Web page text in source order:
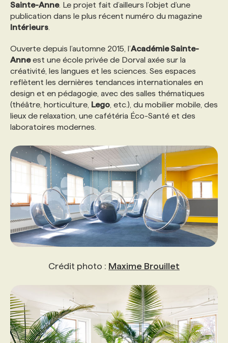
ANNONCEZ AVEC NOUS
Sainte-Anne. Le projet fait d’ailleurs l’objet d’une
publication dans le plus récent numéro du magazine
Intérieurs
Ouverte depuis l’automne 2015, l’Académie Sainte-
Anneest une école privée de Dorval axée sur la
créativité, les langues et les sciences. Ses espaces
reflètent les dernières tendances internationales en
design et en pédagogie, avec des salles thématiques
(théâtre, horticulture, Lego , etc.), du mobilier mobile, des
lieux de relaxation, une cafétéria Éco-Santé et des
laboratoires modernes.
Crédit photo : Maxime Brouillet